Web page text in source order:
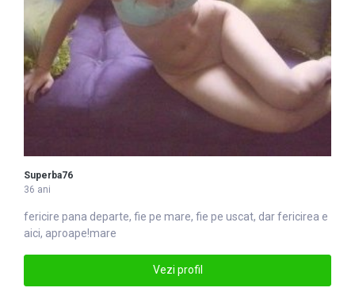
Superba76
36 ani
fericire pana departe, fie pe mare, fie pe uscat, dar fericirea e
aici, aproape!mare
Vezi profil